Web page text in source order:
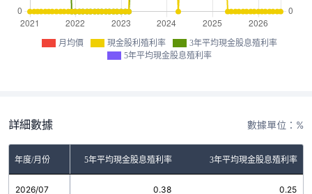
月均價 現金股利殖利率
3年平均現金股息殖利率
5年平均現金股息殖利率
詳細數據 數據單位：%
年度/月份
股利殖利率 5年平均現金股息殖利率 3年平均現金股息殖利率
2026/07
0.00 0.38 0.25